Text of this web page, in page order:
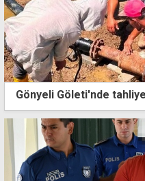
Gönyeli Göleti'nde